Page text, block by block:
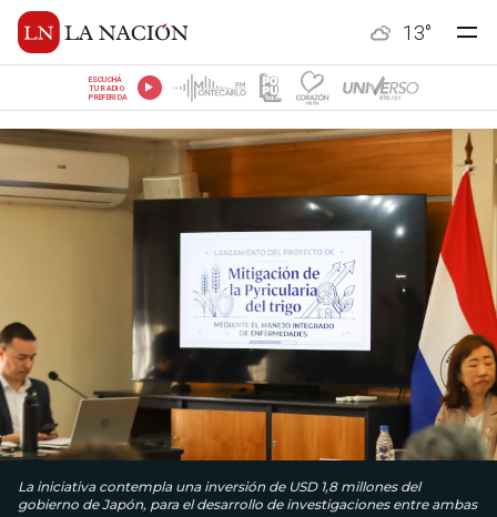
13°
ESCUCHÁ
TU RADIO
PREFERIDA
La iniciativa contempla una inversión de USD 1,8 millones del
gobierno de Japón, para el desarrollo de investigaciones entre ambas